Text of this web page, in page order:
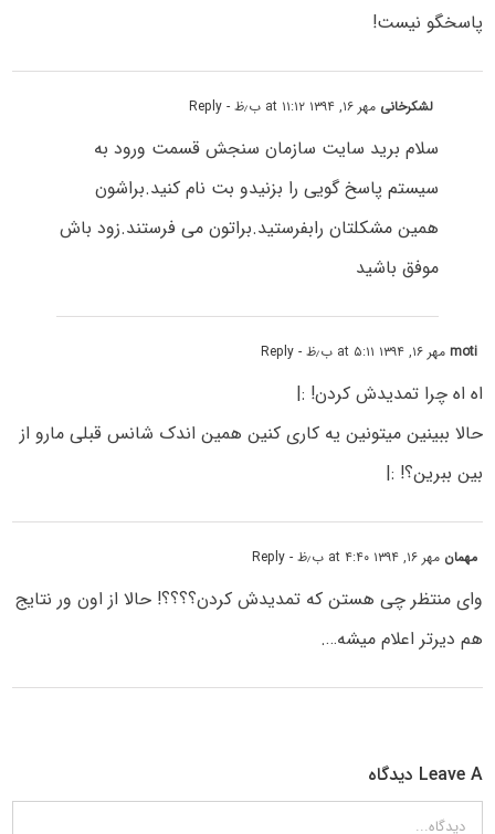
پاسخگو نیست!
لشکرخانی مهر ۱۶, ۱۳۹۴ at ۱۱:۱۲ ب٫ظ - Reply
سلام برید سایت سازمان سنجش قسمت ورود به
سیستم پاسخ گویی را بزنیدو بت نام کنید.براشون
همین مشکلتان رابفرستید.براتون می فرستند.زود باش
موفق باشید
motiمهر ۱۶, ۱۳۹۴ at ۵:۱۱ ب٫ظ - Reply
اه اه چرا تمدیدش کردن! :|
حالا ببینین میتونین یه کاری کنین همین اندک شانس قبلی مارو از
بین ببرین؟! :|
مهمان مهر ۱۶, ۱۳۹۴ at ۴:۴۰ ب٫ظ - Reply
وای منتظر چی هستن که تمدیدش کردن؟؟؟؟! حالا از اون ور نتایج
هم دیرتر اعلام میشه….
Leave A دیدگاه
دیدگاه